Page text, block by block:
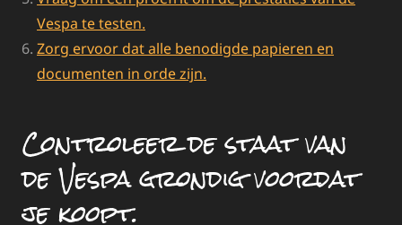
Vespa te testen.
Zorg ervoor dat alle benodigde papieren en
documenten in orde zijn.
Controleer de staat van
de Vespa grondig voordat
je koopt.